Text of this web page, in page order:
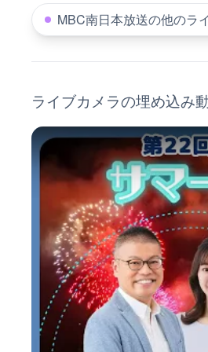
MBC南日本放送の他のラ
ライブカメラの埋め込み